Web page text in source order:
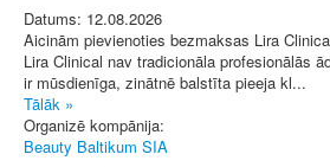
Datums: 12.08.2026
Aicinām pievienoties bezmaksas Lira
Lira Clinical nav tradicionāla profesionālās
ir mūsdienīga, zinātnē balstīta pieeja kl...
Tālāk »
Organizē kompānija:
Beauty Baltikum SIA